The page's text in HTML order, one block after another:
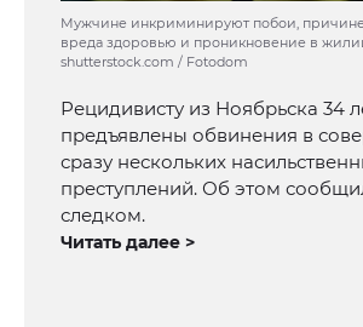
Мужчине инкриминируют побои,
вреда здоровью и проникновение в
shutterstock.com / Fotodom
Рецидивисту из Ноябрьска 34
предъявлены обвинения в
сразу нескольких
преступлений. Об этом
следком.
Читать далее >